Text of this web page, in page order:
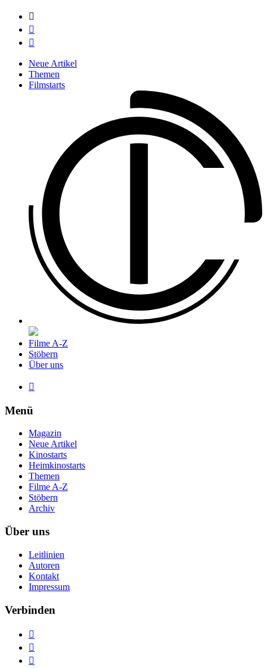



Neue Artikel
Themen
Filmstarts
Filme A-Z
Stöbern
Über uns

Menü
Magazin
Neue Artikel
Kinostarts
Heimkinostarts
Themen
Filme A-Z
Stöbern
Archiv
Über uns
Leitlinien
Autoren
Kontakt
Impressum
Verbinden


